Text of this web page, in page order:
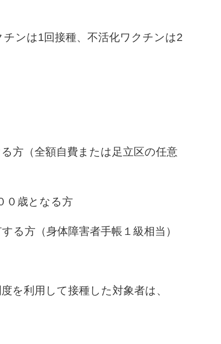
チンは1回接種、不活化ワクチンは2
方（全額自費または足立区の任意
０歳となる方
方（身体障害者手帳１級相当）
利用して接種した対象者は、